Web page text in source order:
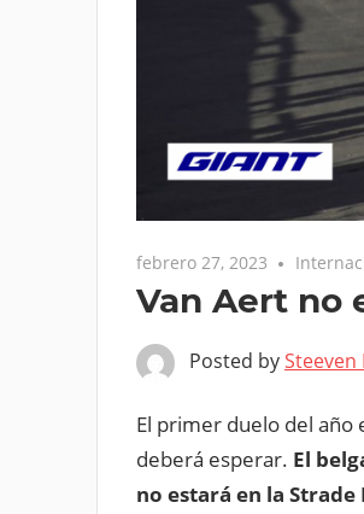
febrero 27, 2023
Van Aert no
Posted bySteeven
El primer duelo del año
deberá esperar. El
no estará en la